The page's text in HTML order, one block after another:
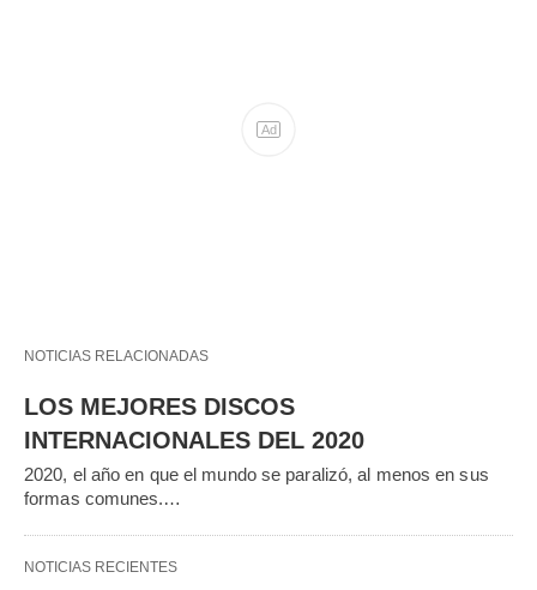
NOTICIAS RELACIONADAS
LOS MEJORES DISCOS
INTERNACIONALES DEL 2020
2020, el año en que el mundo se paralizó, al menos en sus
formas comunes.…
NOTICIAS RECIENTES